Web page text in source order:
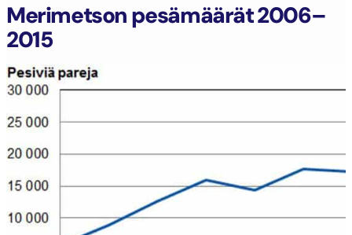
Merimetson pesämäärät 2006–
2015